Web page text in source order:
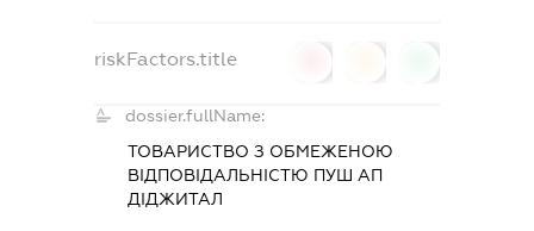
riskFactors.title
dossier.fullName:
ТОВАРИСТВО З ОБМЕЖЕНОЮ
ВІДПОВІДАЛЬНІСТЮ ПУШ АП
ДІДЖИТАЛ